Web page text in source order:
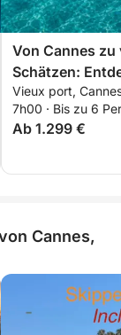
Von Cannes
Schätzen:
Lérins-Inseln
Vieux port,
7h00 · Bis zu 6
Ab 1.299 €
Cannes,